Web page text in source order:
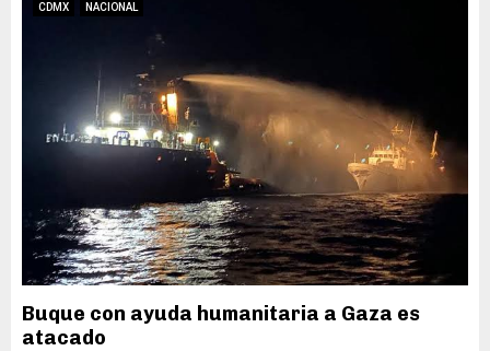
CDMX NACIONAL
Buque con ayuda humanitaria a Gaza es
atacado